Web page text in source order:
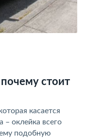
стоит
касается
– оклейка всего
подобную